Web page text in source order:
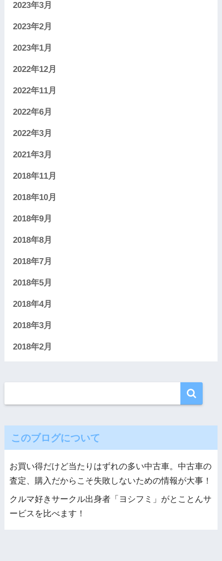
2023年3月
2023年2月
2023年1月
2022年12月
2022年11月
2022年6月
2022年3月
2021年3月
2018年11月
2018年10月
2018年9月
2018年8月
2018年7月
2018年5月
2018年4月
2018年3月
2018年2月
このブログについて
お買い得だけど当たりはずれの多い中古車。中古車の
査定、購入だからこそ失敗しないための情報が大事！
クルマ好きサークル出身者「ヨシフミ」がとことんサ
ービスを比べます！